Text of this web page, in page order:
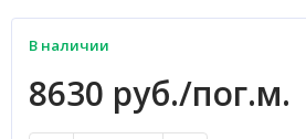
В наличии
8630 руб./пог.м.